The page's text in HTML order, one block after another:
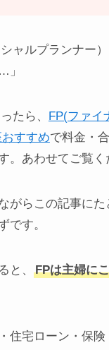
シャルプランナー
」
たら、 FP(ファイ
すすめで料金・
。あわせてご覧く
がらこの記事に
です。
と、
FPは主婦に
住宅ローン・保